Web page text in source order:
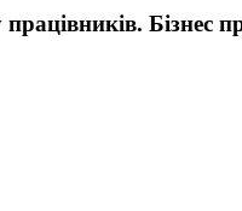
Бізнес